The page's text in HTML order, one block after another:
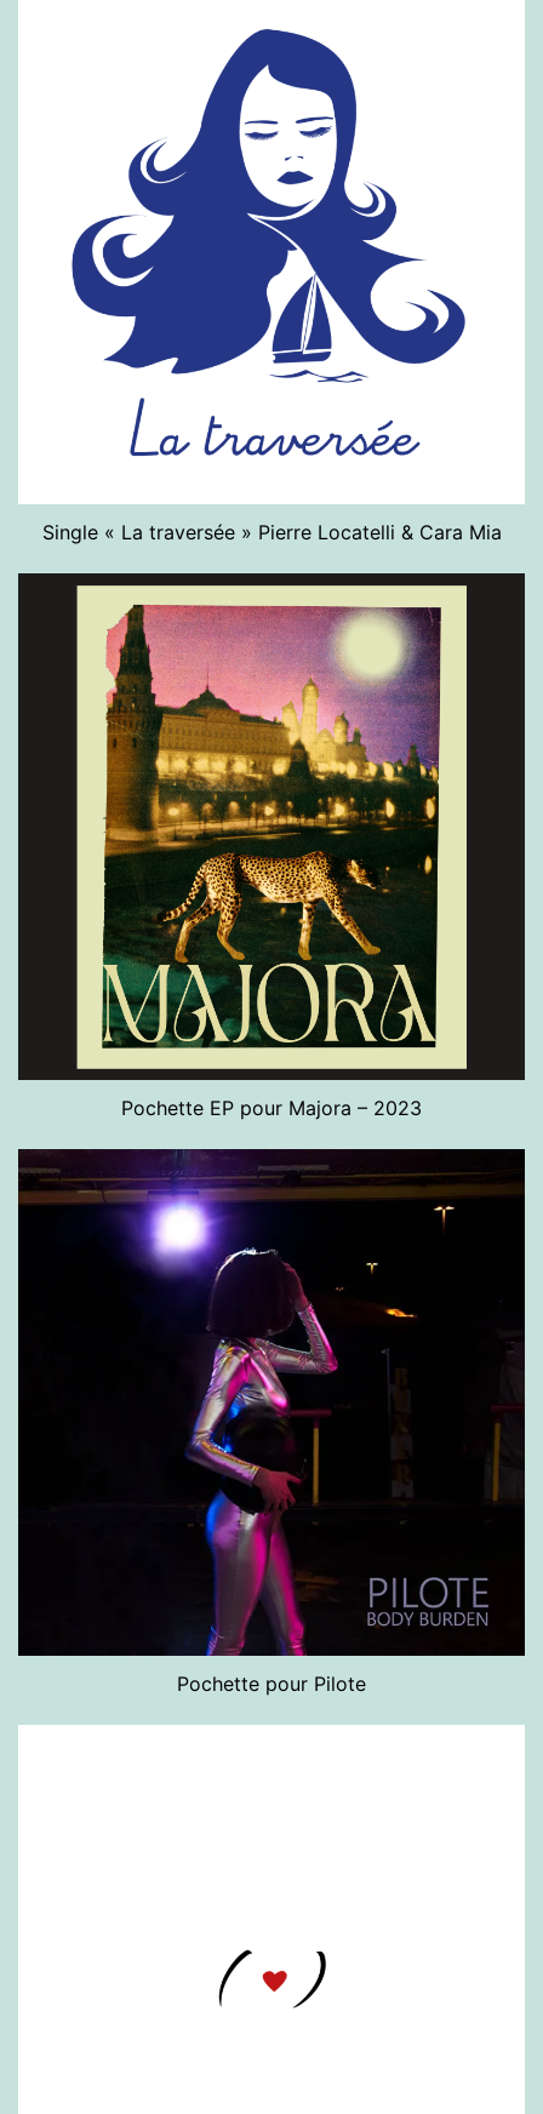
Single « La traversée » Pierre Locatelli & Cara Mia
Pochette EP pour Majora – 2023
Pochette pour Pilote